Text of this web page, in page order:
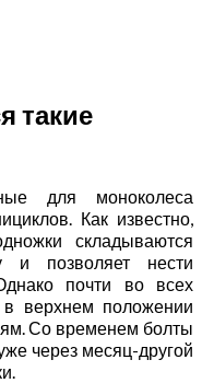
такие
для моноколеса
Как известно,
складываются
и позволяет нести
почти во всех
верхнем положении
Со временем болты
через месяц-другой